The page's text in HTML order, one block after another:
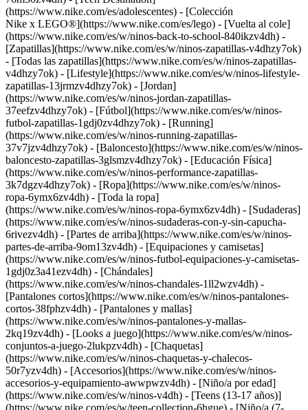
(https://www.nike.com/es/adolescentes) - [Colección
Nike x LEGO®](https://www.nike.com/es/lego) - [Vuelta al cole]
(https://www.nike.com/es/w/ninos-back-to-school-840ikzv4dh) -
[Zapatillas](https://www.nike.com/es/w/ninos-zapatillas-v4dhzy7ok)
- [Todas las zapatillas](https://www.nike.com/es/w/ninos-zapatillas-
v4dhzy7ok) - [Lifestyle](https://www.nike.com/es/w/ninos-lifestyle-
zapatillas-13jrmzv4dhzy7ok) - [Jordan]
(https://www.nike.com/es/w/ninos-jordan-zapatillas-
37eefzv4dhzy7ok) - [Fútbol](https://www.nike.com/es/w/ninos-
futbol-zapatillas-1gdj0zv4dhzy7ok) - [Running]
(https://www.nike.com/es/w/ninos-running-zapatillas-
37v7jzv4dhzy7ok) - [Baloncesto](https://www.nike.com/es/w/ninos-
baloncesto-zapatillas-3glsmzv4dhzy7ok) - [Educación Física]
(https://www.nike.com/es/w/ninos-performance-zapatillas-
3k7dgzv4dhzy7ok) - [Ropa](https://www.nike.com/es/w/ninos-
ropa-6ymx6zv4dh) - [Toda la ropa]
(https://www.nike.com/es/w/ninos-ropa-6ymx6zv4dh) - [Sudaderas]
(https://www.nike.com/es/w/ninos-sudaderas-con-y-sin-capucha-
6rivezv4dh) - [Partes de arriba](https://www.nike.com/es/w/ninos-
partes-de-arriba-9om13zv4dh) - [Equipaciones y camisetas]
(https://www.nike.com/es/w/ninos-futbol-equipaciones-y-camisetas-
1gdj0z3a41ezv4dh) - [Chándales]
(https://www.nike.com/es/w/ninos-chandales-1ll2wzv4dh) -
[Pantalones cortos](https://www.nike.com/es/w/ninos-pantalones-
cortos-38fphzv4dh) - [Pantalones y mallas]
(https://www.nike.com/es/w/ninos-pantalones-y-mallas-
2kq19zv4dh) - [Looks a juego](https://www.nike.com/es/w/ninos-
conjuntos-a-juego-2lukpzv4dh) - [Chaquetas]
(https://www.nike.com/es/w/ninos-chaquetas-y-chalecos-
50r7yzv4dh) - [Accesorios](https://www.nike.com/es/w/ninos-
accesorios-y-equipamiento-awwpwzv4dh) - [Niño/a por edad]
(https://www.nike.com/es/w/ninos-v4dh) - [Teens (13-17 años)]
(https://www.nike.com/es/w/teen-collection-6hgue) - [Niño/a (7-